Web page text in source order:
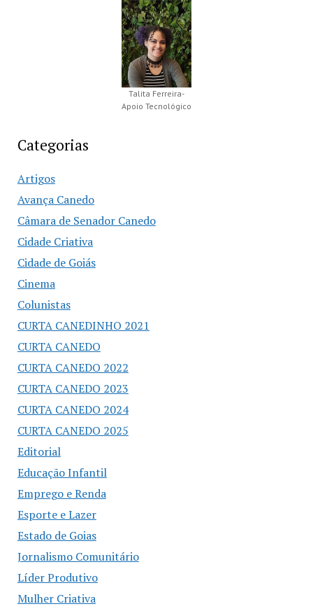
Talita Ferreira-
Apoio Tecnológico
Categorias
Artigos
Avança Canedo
Câmara de Senador Canedo
Cidade Criativa
Cidade de Goiás
Cinema
Colunistas
CURTA CANEDINHO 2021
CURTA CANEDO
CURTA CANEDO 2022
CURTA CANEDO 2023
CURTA CANEDO 2024
CURTA CANEDO 2025
Editorial
Educação Infantil
Emprego e Renda
Esporte e Lazer
Estado de Goias
Jornalismo Comunitário
Líder Produtivo
Mulher Criativa